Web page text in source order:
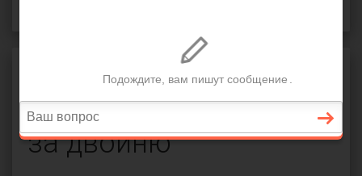
Семейное право
Материнский капитал
за двойню